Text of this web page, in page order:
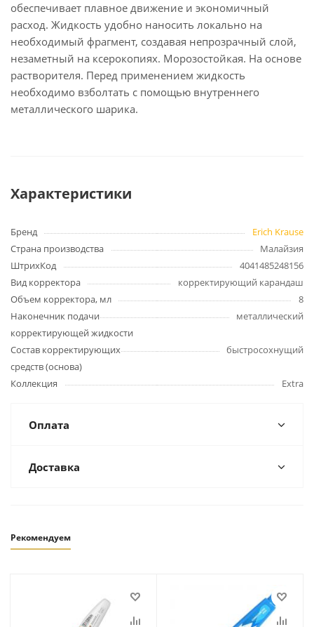
обеспечивает плавное движение и экономичный
расход. Жидкость удобно наносить локально на
необходимый фрагмент, создавая непрозрачный слой,
незаметный на ксерокопиях. Морозостойкая. На основе
растворителя. Перед применением жидкость
необходимо взболтать с помощью внутреннего
металлического шарика.
Характеристики
Бренд
Erich Krause
Страна производства
Малайзия
ШтрихКод
4041485248156
Вид корректора
корректирующий карандаш
Объем корректора, мл
8
Наконечник подачи
корректирующей жидкости
металлический
Состав корректирующих
средств (основа)
быстросохнущий
Коллекция Extra
Оплата
Доставка
Рекомендуем